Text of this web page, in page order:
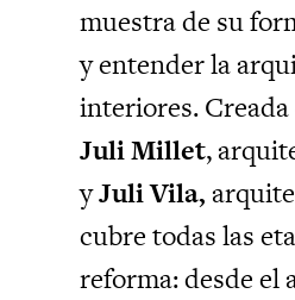
muestra de su
y entender la
interiores. Creada
Juli Millet,
yJuli Vila,
cubre todas las
reforma: desde el